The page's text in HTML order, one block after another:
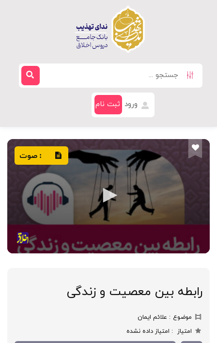
ورود ثبت نام
: صوت
رابطه بین معصیت و زندگی
موضوع
علائم ایمان
امتیاز
امتیاز داده نشده